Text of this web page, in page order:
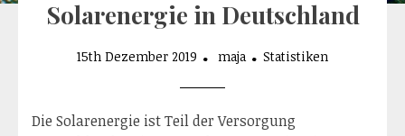
Solarenergie in Deutschland
15th Dezember 2019 maja Statistiken
Die Solarenergie ist Teil der Versorgung